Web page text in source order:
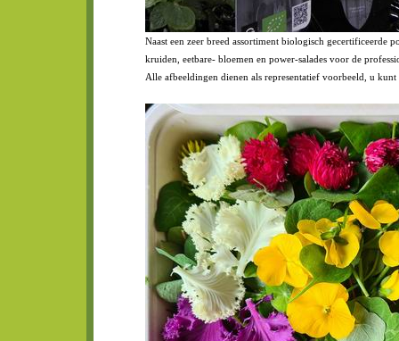
Naast een zeer breed assortiment biologisch gecertificeerde
kruiden, eetbare- bloemen en power-salades voor de
Alle afbeeldingen dienen als representatief voorbeeld, u